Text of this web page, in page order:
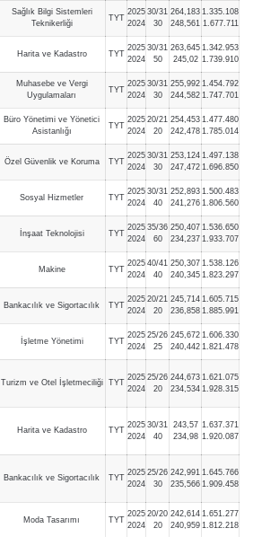
Sağlık Bilgi Sistemleri
Teknikerliği
TYT
2025
2024
30/31
30
264,183
248,561
1.335.108
1.677.711
Harita ve Kadastro TYT
2025
2024
30/31
50
263,645
245,02
1.342.953
1.739.910
Muhasebe ve Vergi
Uygulamaları
TYT
2025
2024
30/31
30
255,992
244,582
1.454.792
1.747.701
Büro Yönetimi ve Yönetici
Asistanlığı
TYT
2025
2024
20/21
20
254,453
242,478
1.477.480
1.785.014
Özel Güvenlik ve Koruma TYT
2025
2024
30/31
30
253,124
247,472
1.497.138
1.696.850
Sosyal Hizmetler TYT
2025
2024
30/31
40
252,893
241,276
1.500.483
1.806.560
İnşaat Teknolojisi TYT
2025
2024
35/36
60
250,407
234,237
1.536.650
1.933.707
Makine TYT
2025
2024
40/41
40
250,307
240,345
1.538.126
1.823.297
Bankacılık ve Sigortacılık TYT
2025
2024
20/21
20
245,714
236,858
1.605.715
1.885.991
İşletme Yönetimi TYT
2025
2024
25/26
25
245,672
240,442
1.606.330
1.821.478
Turizm ve Otel İşletmeciliği TYT
2025
2024
25/26
20
244,673
234,534
1.621.075
1.928.315
Harita ve Kadastro TYT
2025
2024
30/31
40
243,57
234,98
1.637.371
1.920.087
Bankacılık ve Sigortacılık TYT
2025
2024
25/26
30
242,991
235,566
1.645.766
1.909.458
Moda Tasarımı TYT
2025
2024
20/20
20
242,614
240,959
1.651.277
1.812.218